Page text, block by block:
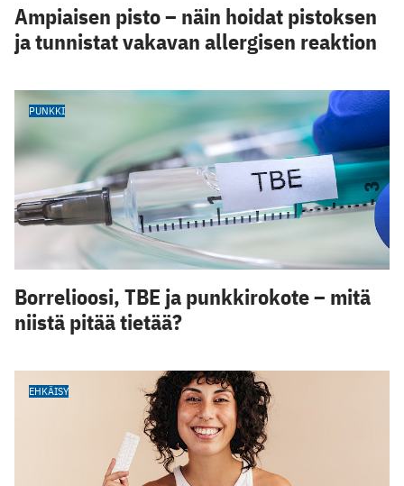
Ampiaisen pisto – näin hoidat pistoksen
ja tunnistat vakavan allergisen reaktion
PUNKKI
Borrelioosi, TBE ja punkkirokote – mitä
niistä pitää tietää?
EHKÄISY